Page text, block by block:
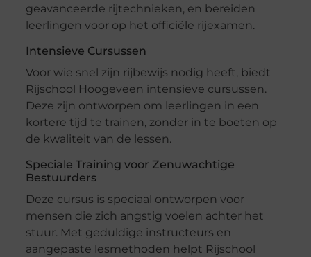
geavanceerde rijtechnieken, en bereiden
leerlingen voor op het officiële rijexamen.
Intensieve Cursussen
Voor wie snel zijn rijbewijs nodig heeft, biedt
Rijschool Hoogeveen intensieve cursussen.
Deze zijn ontworpen om leerlingen in een
kortere tijd te trainen, zonder in te boeten op
de kwaliteit van de lessen.
Speciale Training voor Zenuwachtige
Bestuurders
Deze cursus is speciaal ontworpen voor
mensen die zich angstig voelen achter het
stuur. Met geduldige instructeurs en
aangepaste lesmethoden helpt Rijschool